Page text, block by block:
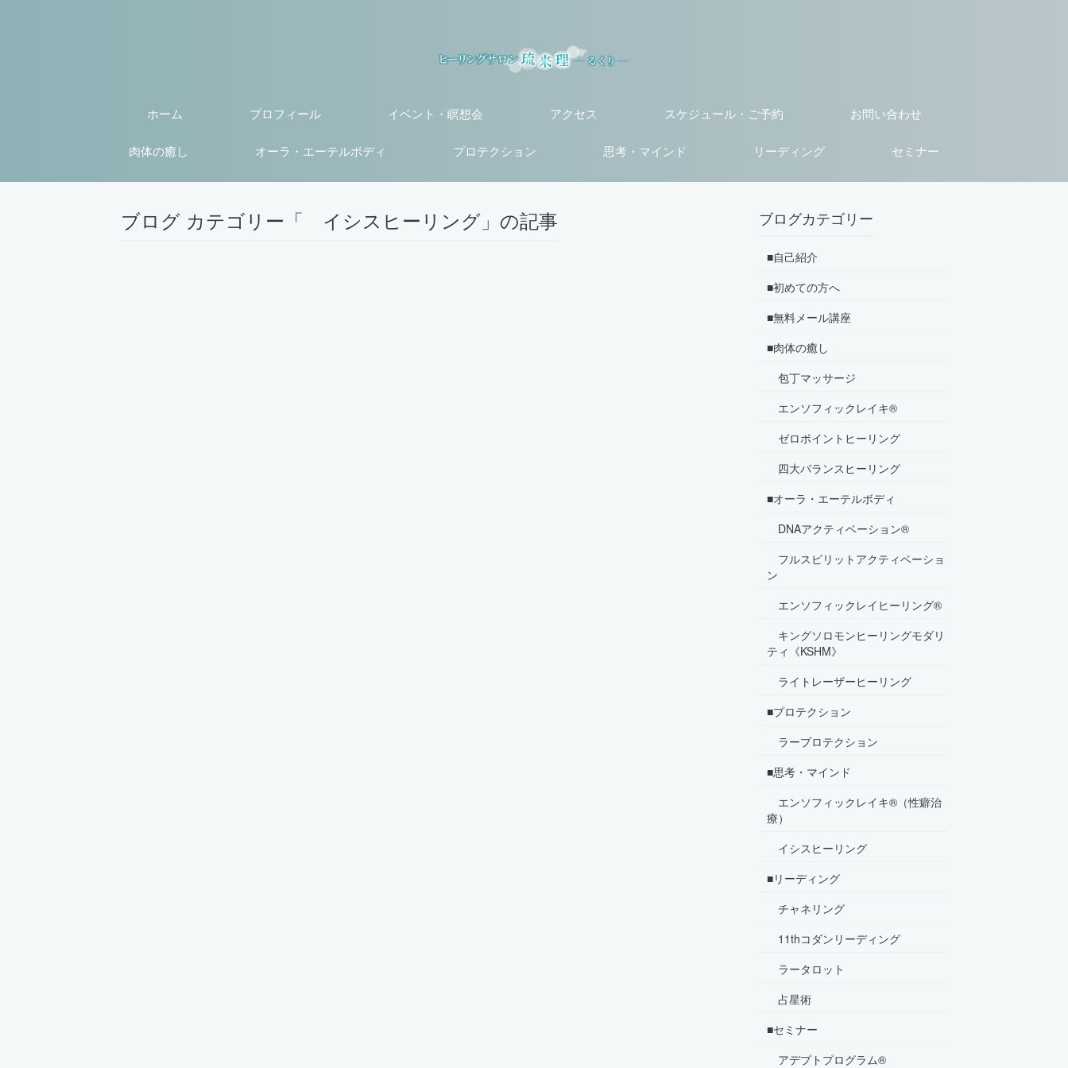
ホーム プロフィール イベント・瞑想会 アクセス スケジュール・ご予約 お問い合わせ
肉体の癒し オーラ・エーテルボディ プロテクション 思考・マインド リーディング セミナー
ブログ カテゴリー「 イシスヒーリング」の記事 ブログカテゴリー
■自己紹介
■初めての方へ
■無料メール講座
■肉体の癒し
包丁マッサージ
エンソフィックレイキ®
ゼロポイントヒーリング
四大バランスヒーリング
■オーラ・エーテルボディ
DNAアクティベーション®
フルスピリットアクティベーショ
ン
エンソフィックレイヒーリング®
キングソロモンヒーリングモダリ
ティ《KSHM》
ライトレーザーヒーリング
■プロテクション
ラープロテクション
■思考・マインド
エンソフィックレイキ®（性癖治
療）
イシスヒーリング
■リーディング
チャネリング
11thコダンリーディング
ラータロット
占星術
■セミナー
アデプトプログラム®